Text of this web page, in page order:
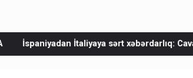
sərt xəbərdarlıq: Cavab tədbirləri görüləcək!